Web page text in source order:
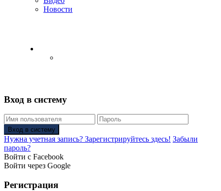
Новости
Вход в систему
Вход в систему
Нужна учетная запись? Зарегистрируйтесь здесь! Забыли
пароль?
Войти с Facebook
Войти через Google
Регистрация